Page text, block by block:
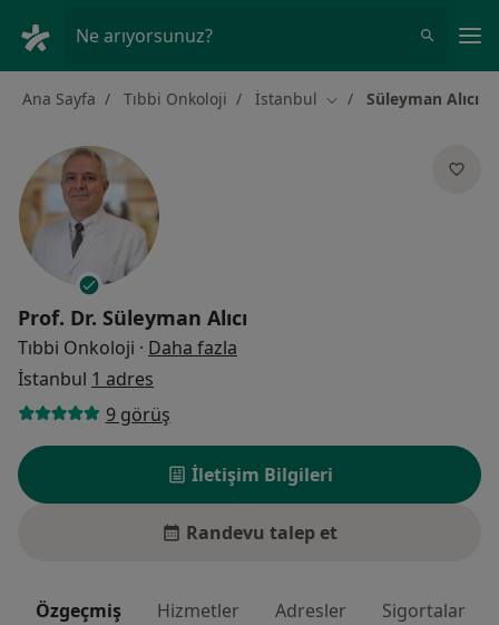
Ne arıyorsunuz?
Ana Sayfa Tıbbi Onkoloji İstanbul Şehir değiştir
Süleyman Alıcı
Prof. Dr. Süleyman Alıcı
Tıbbi Onkoloji · Daha fazla
İstanbul 1 adres
9 görüş
İletişim Bilgileri
Randevu talep et
Özgeçmiş Hizmetler Adresler Sigortalar